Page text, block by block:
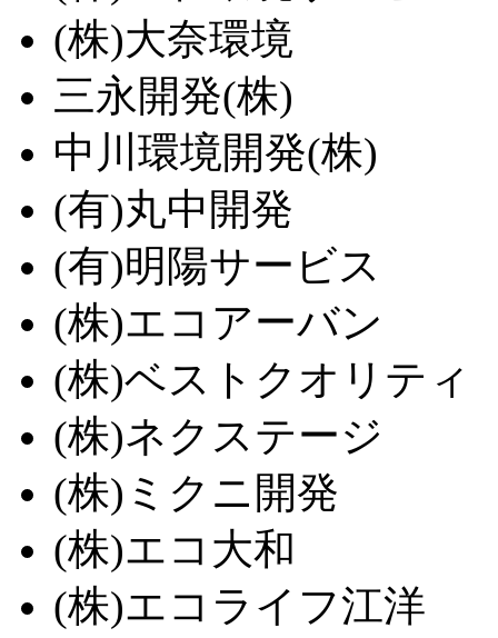
(株)大奈環境
三永開発(株)
中川環境開発(株)
(有)丸中開発
(有)明陽サービス
(株)エコアーバン
(株)ベストクオリティ
(株)ネクステージ
(株)ミクニ開発
(株)エコ大和
(株)エコライフ江洋